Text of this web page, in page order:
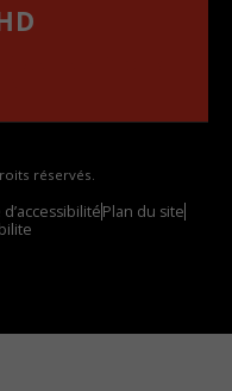
réservés.
Plan du site